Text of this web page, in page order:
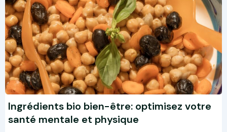
Ingrédients bio bien-être: optimisez votre
santé mentale et physique